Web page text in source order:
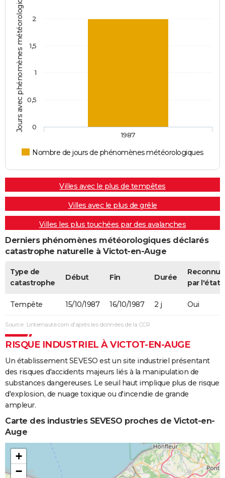
Jours avec phénomènes météorologiques
Nombre de jours de phénomènes météorologiques
1987
0
0,5
1
1,5
2
Villes avec le plus de tempêtes
Villes avec le plus de grêle
Villes les plus touchées par des avalanches
Derniers phénomènes météorologiques déclarés
catastrophe naturelle à Victot-en-Auge
Type de
catastrophe
Début Fin Durée
Reconnue
par l'état
Tempête 15/10/1987 16/10/1987 2 j Oui
Source : Linternaute.com d'après les données de la CCR
RISQUE INDUSTRIEL À VICTOT-EN-AUGE
Un établissement SEVESO est un site industriel présentant
des risques d'accidents majeurs liés à la manipulation de
substances dangereuses. Le seuil haut implique plus de risque
d'explosion, de nuage toxique ou d'incendie de grande
ampleur.
Carte des industries SEVESO proches de Victot-en-
Auge
+
−